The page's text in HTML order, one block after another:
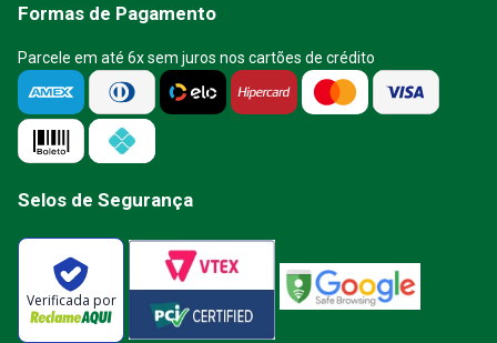
Formas de Pagamento
Parcele em até 6x sem juros nos cartões de crédito
Selos de Segurança
Verificada por